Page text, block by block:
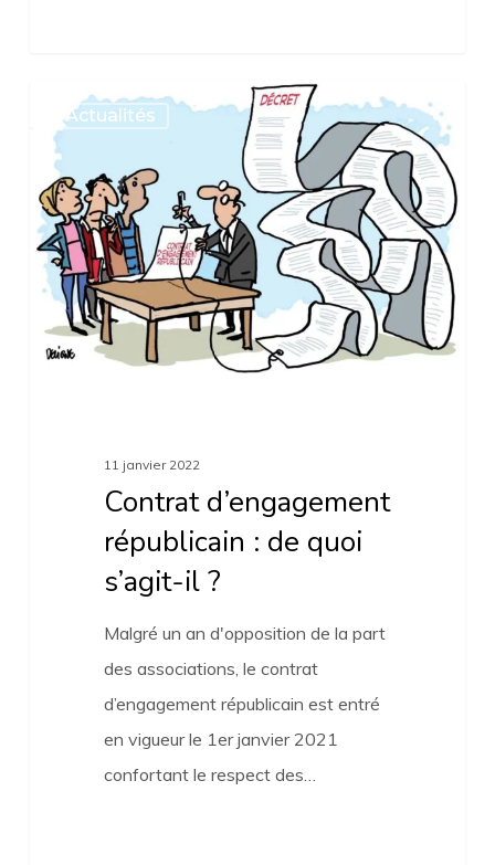
Contrat
d’engagement
républicain
de
quoi
s’agit-
Actualités
11 janvier 2022
Contrat d’engagement
républicain : de quoi
s’agit-il ?
Malgré un an d'opposition de la part
des associations, le contrat
d’engagement républicain est entré
en vigueur le 1er janvier 2021
confortant le respect des…